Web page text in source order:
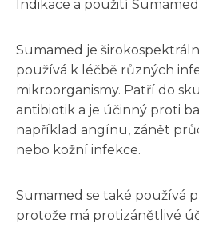
Indikace a použití
Sumamed je
používá k léčbě různých
mikroorganismy. Patří do
antibiotik a je účinný proti
například angínu, zánět
nebo kožní infekce.
Sumamed se také používá
protože má protizánětlivé